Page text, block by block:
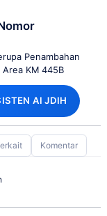
Penambahan
KM 445B
AI JDIH
Komentar